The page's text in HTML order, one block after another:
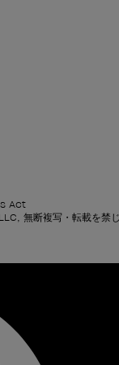
Act
無断複写・転載を禁じ